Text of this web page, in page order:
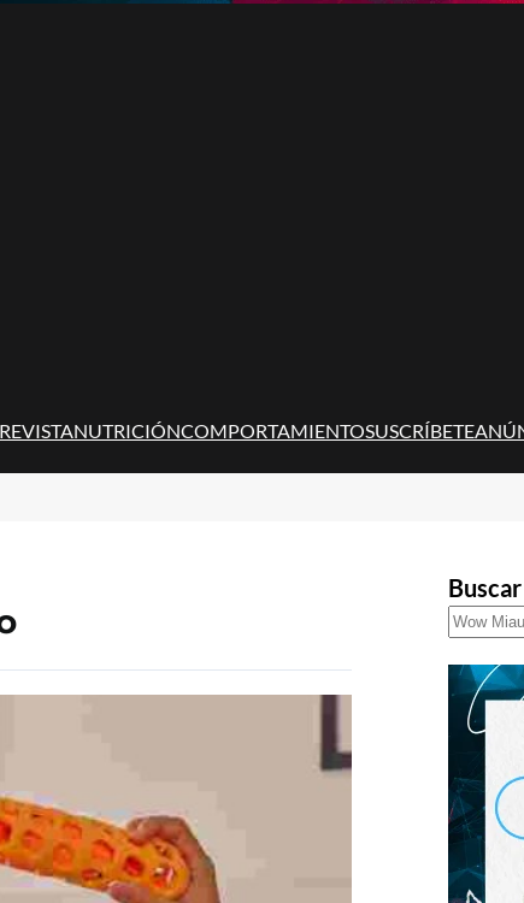
REVISTANUTRICIÓNCOMPORTAMIENTOSUSCRÍBETE
Buscar